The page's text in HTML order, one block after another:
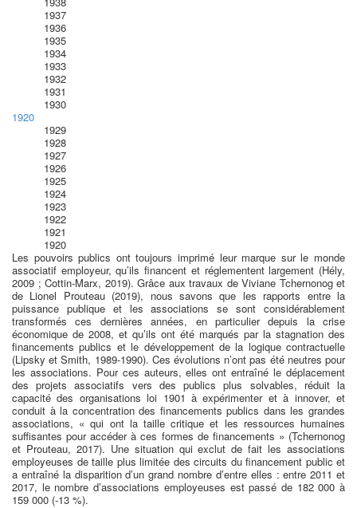
1937
1936
1935
1934
1933
1932
1931
1930
1920
1929
1928
1927
1926
1925
1924
1923
1922
1921
1920
Les pouvoirs publics ont toujours imprimé leur marque sur le monde
associatif employeur, qu’ils financent et réglementent largement (Hély,
2009 ; Cottin-Marx, 2019). Grâce aux travaux de Viviane Tchernonog et
de Lionel Prouteau (2019), nous savons que les rapports entre la
puissance publique et les associations se sont considérablement
transformés ces dernières années, en particulier depuis la crise
économique de 2008, et qu’ils ont été marqués par la stagnation des
financements publics et le développement de la logique contractuelle
(Lipsky et Smith, 1989-1990). Ces évolutions n’ont pas été neutres pour
les associations. Pour ces auteurs, elles ont entraîné le déplacement
des projets associatifs vers des publics plus solvables, réduit la
capacité des organisations loi 1901 à expérimenter et à innover, et
conduit à la concentration des financements publics dans les grandes
associations, « qui ont la taille critique et les ressources humaines
suffisantes pour accéder à ces formes de financements » (Tchernonog
et Prouteau, 2017). Une situation qui exclut de fait les associations
employeuses de taille plus limitée des circuits du financement public et
a entraîné la disparition d’un grand nombre d’entre elles : entre 2011 et
2017, le nombre d’associations employeuses est passé de 182 000 à
159 000 (-13 %).